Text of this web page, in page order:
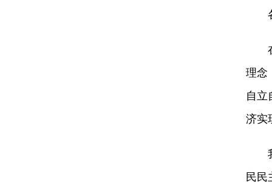
各
在
理念
自
济实
我
民民